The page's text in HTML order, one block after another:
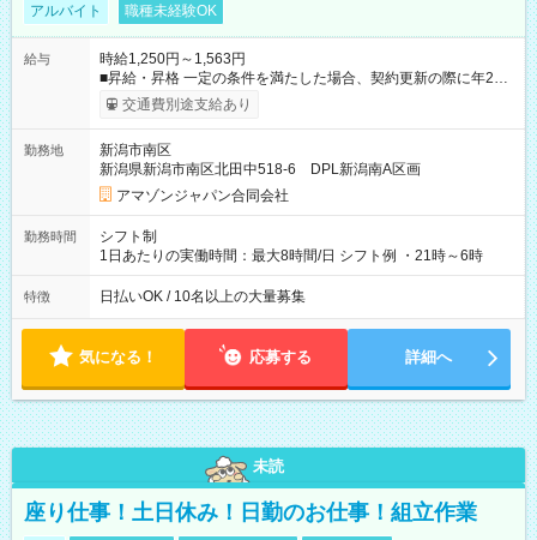
アルバイト 職種未経験OK
給与
時給1,250円～1,563円
■昇給・昇格 一定の条件を満たした場合、契約更新の際に年2回
まで昇給の機会があります。 ■正社員登用制度あり ※月末締/翌
月25日支払い ※時間外手当、別途支給 ※深夜割増賃金 (22:00～
☆Amazon直雇用で安定して働けます！ 【試用期間】試用期間
あり 試用期間の長さ：1週間 雇用形態、給与は本採用時と同じ
です。
交通費別途支給あり
勤務地
新潟市南区
新潟県新潟市南区北田中518-6 DPL新潟南A区画
アマゾンジャパン合同会社
勤務時間
シフト制
1日あたりの実働時間：最大8時間/日 シフト例 ・21時～6時
特徴 日払いOK / 10名以上の大量募集
気になる！ 応募する 詳細へ
未読
座り仕事！土日休み！日勤のお仕事！組立作業